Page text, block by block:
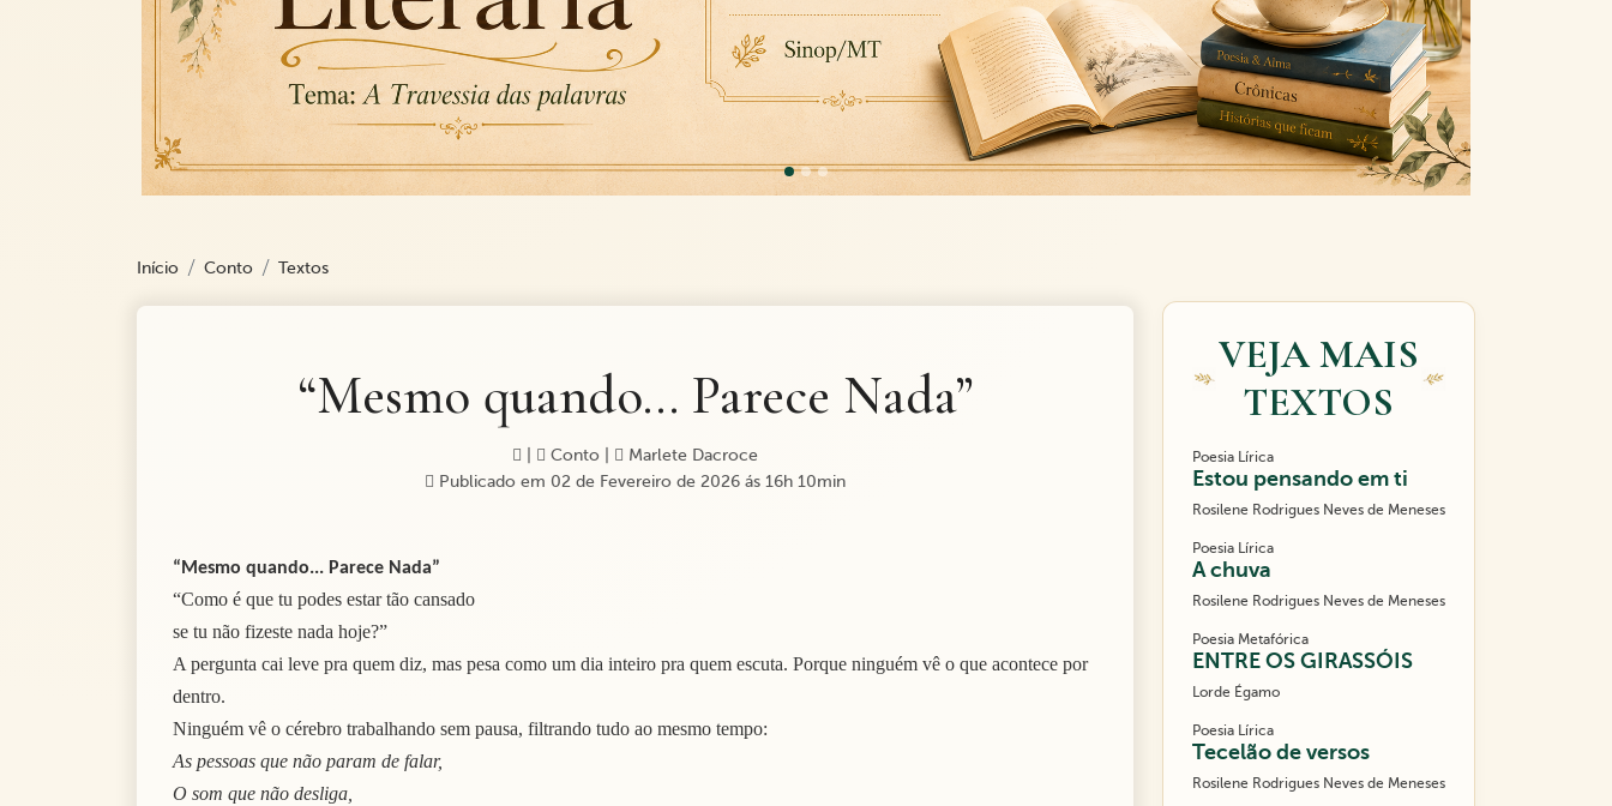
Início Conto Textos
“Mesmo quando... Parece Nada”
Conto
Marlete Dacroce
Publicado em 02 de Fevereiro de 2026 ás 16h 10min
“Mesmo quando... Parece Nada”
“Como é que tu podes estar tão cansado
se tu não fizeste nada hoje?”
A pergunta cai leve pra quem diz, mas pesa como um dia inteiro pra quem escuta. Porque ninguém vê o que acontece por
dentro.
Ninguém vê o cérebro trabalhando sem pausa, filtrando tudo ao mesmo tempo:
As pessoas que não param de falar,
O som que não desliga,
VEJA MAIS
TEXTOS
Poesia Lírica
Estou pensando em ti
Rosilene Rodrigues Neves de Meneses
Poesia Lírica
A chuva
Rosilene Rodrigues Neves de Meneses
Poesia Metafórica
ENTRE OS GIRASSÓIS
Lorde Égamo
Poesia Lírica
Tecelão de versos
Rosilene Rodrigues Neves de Meneses